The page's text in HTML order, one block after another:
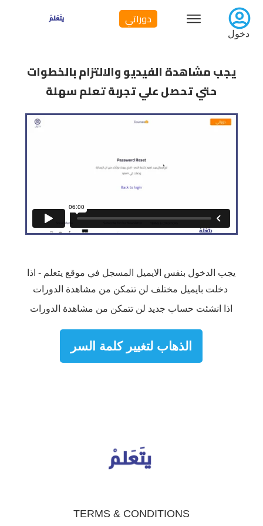
دوراتي
دخول
يجب مشاهدة الفيديو والالتزام بالخطوات
حتي تحصل علي تجربة تعلم سهلة
الذهاب لتغيير كلمة السر
يجب الدخول بنفس الايميل المسجل في موقع يتعلم - اذا
دخلت بايميل مختلف لن تتمكن من مشاهدة الدورات
اذا انشئت حساب جديد لن تتمكن من مشاهدة الدورات
TERMS & CONDITIONS